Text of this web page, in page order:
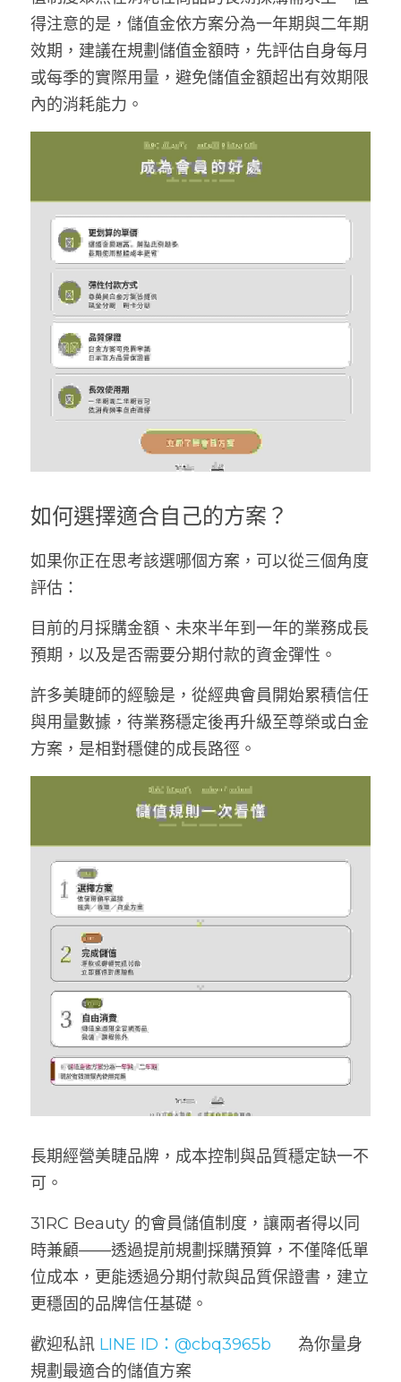
得注意的是，儲值金依方案分為一年期與二年期
效期，建議在規劃儲值金額時，先評估自身每月
或每季的實際用量，避免儲值金額超出有效期限
內的消耗能力。
如何選擇適合自己的方案？
如果你正在思考該選哪個方案，可以從三個角度
評估：
目前的月採購金額、未來半年到一年的業務成長
預期，以及是否需要分期付款的資金彈性。
許多美睫師的經驗是，從經典會員開始累積信任
與用量數據，待業務穩定後再升級至尊榮或白金
方案，是相對穩健的成長路徑。
長期經營美睫品牌，成本控制與品質穩定缺一不
可。
31RC Beauty 的會員儲值制度，讓兩者得以同
時兼顧——透過提前規劃採購預算，不僅降低單
位成本，更能透過分期付款與品質保證書，建立
更穩固的品牌信任基礎。
歡迎私訊 LINE ID：@cbq3965b
  為你量身
規劃最適合的儲值方案